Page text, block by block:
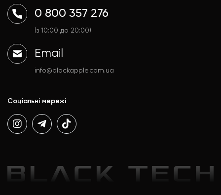
Гаджети
Аксесуари
Доставка і оплата
Договір публічної оферти
Політика конфіденційності
0 800 357 276
(з 10:00 до 20:00)
Email
info@blackapple.com.ua
Соціальні мережі